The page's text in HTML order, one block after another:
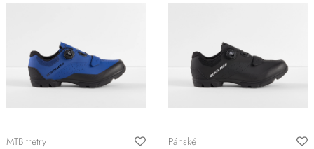
MTB tretry Pánské